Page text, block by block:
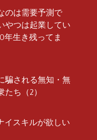
のは需要予測で
やつは起業してい
年生き残ってま
騙される無知・無
ち（2）
イスキルが欲しい